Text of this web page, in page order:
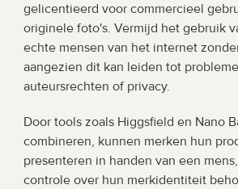
gelicentieerd voor commercieel
originele foto's. Vermijd het gebruik
echte mensen van het internet
aangezien dit kan leiden tot
auteursrechten of privacy.
Door tools zoals Higgsfield en Nano
combineren, kunnen merken hun
presenteren in handen van een
controle over hun merkidentiteit